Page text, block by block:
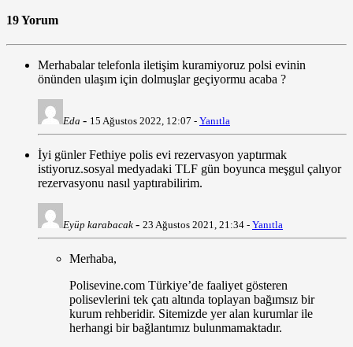
19 Yorum
Merhabalar telefonla iletişim kuramiyoruz polsi evinin
önünden ulaşım için dolmuşlar geçiyormu acaba ?
Eda - 15 Ağustos 2022, 12:07 - Yanıtla
İyi günler Fethiye polis evi rezervasyon yaptırmak
istiyoruz.sosyal medyadaki TLF gün boyunca meşgul çalıyor
rezervasyonu nasıl yaptırabilirim.
Eyüp karabacak - 23 Ağustos 2021, 21:34 - Yanıtla
Merhaba,
Polisevine.com Türkiye’de faaliyet gösteren
polisevlerini tek çatı altında toplayan bağımsız bir
kurum rehberidir. Sitemizde yer alan kurumlar ile
herhangi bir bağlantımız bulunmamaktadır.